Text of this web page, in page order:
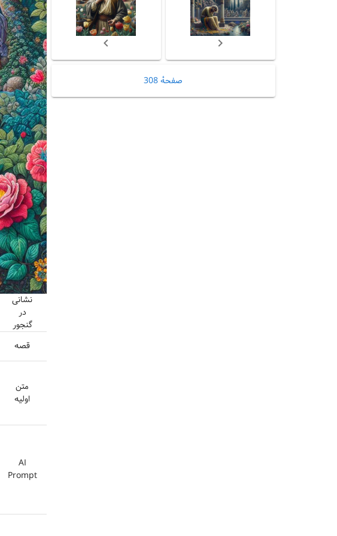
صفحهٔ 308
نشانی
در
گنجور
قصه
متن
اولیه
AI
Prompt